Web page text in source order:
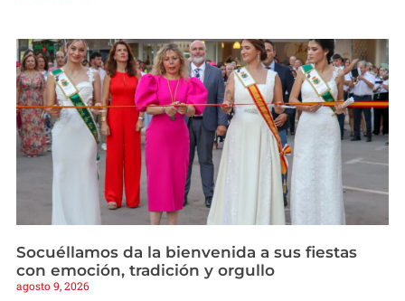
Socuéllamos da la bienvenida a sus fiestas
con emoción, tradición y orgullo
agosto 9, 2026